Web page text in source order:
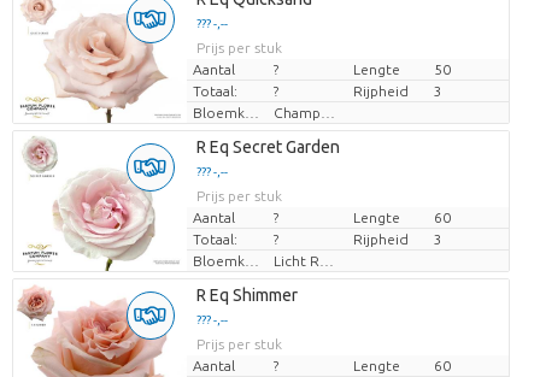
??? -,--
Prijs per stuk
Laden...
??? -,--
Prijs per stuk
Laden...
??? -,--
Prijs per stuk
??? -,--
Prijs per stuk
Aantal
? Lengte
50
Totaal:
? Rijpheid
3
Bloemkleur
R Eq Secret Garden
??? -,--
Prijs per stuk
Aantal
? Lengte
60
Totaal:
? Rijpheid
3
Bloemkleur
R Eq Shimmer
??? -,--
Prijs per stuk
Aantal
? Lengte
60